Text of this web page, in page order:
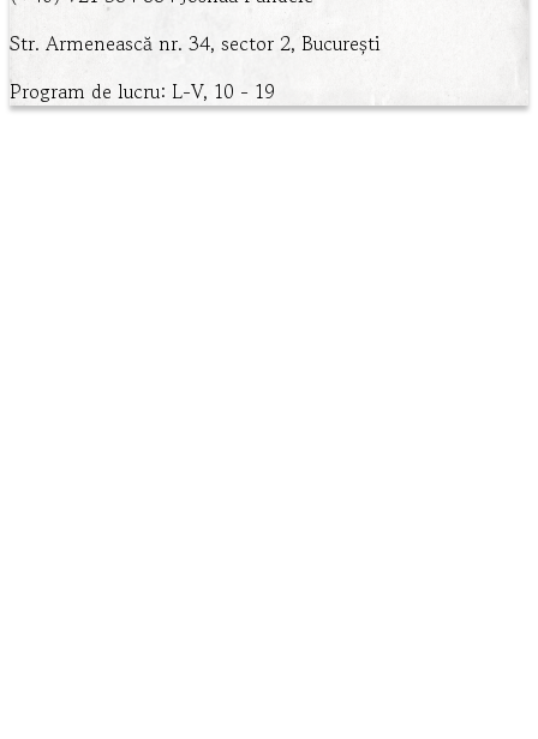
Str. Armenească nr. 34, sector 2, București
Program de lucru: L-V, 10 - 19